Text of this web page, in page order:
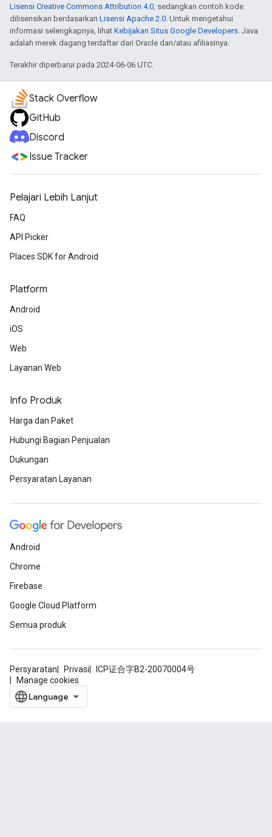
Lisensi Creative Commons Attribution 4.0, sedangkan contoh kode
dilisensikan berdasarkan Lisensi Apache 2.0. Untuk mengetahui
informasi selengkapnya, lihat Kebijakan Situs Google Developers. Java
adalah merek dagang terdaftar dari Oracle dan/atau afiliasinya.
Terakhir diperbarui pada 2024-06-06 UTC.
Stack Overflow
GitHub
Discord
Issue Tracker
Pelajari Lebih Lanjut
FAQ
API Picker
Places SDK for Android
Platform
Android
iOS
Web
Layanan Web
Info Produk
Harga dan Paket
Hubungi Bagian Penjualan
Dukungan
Persyaratan Layanan
Android
Chrome
Firebase
Google Cloud Platform
Semua produk
Persyaratan Privasi
ICP证合字B2-20070004号
Manage cookies